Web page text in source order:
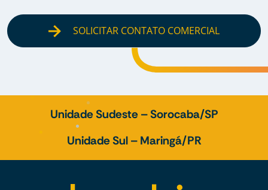
SOLICITAR CONTATO COMERCIAL
Unidade Sudeste – Sorocaba/SP
Unidade Sul – Maringá/PR